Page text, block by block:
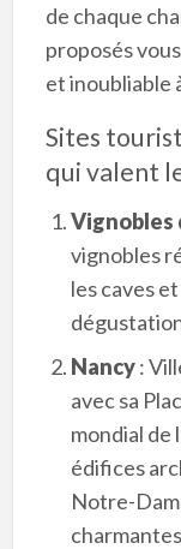
de chaque
proposés
et inoubliable
Sites
qui valent
Vignobles
vignobles
les caves
Nancy:
avec sa
mondial de
édifices
Notre-